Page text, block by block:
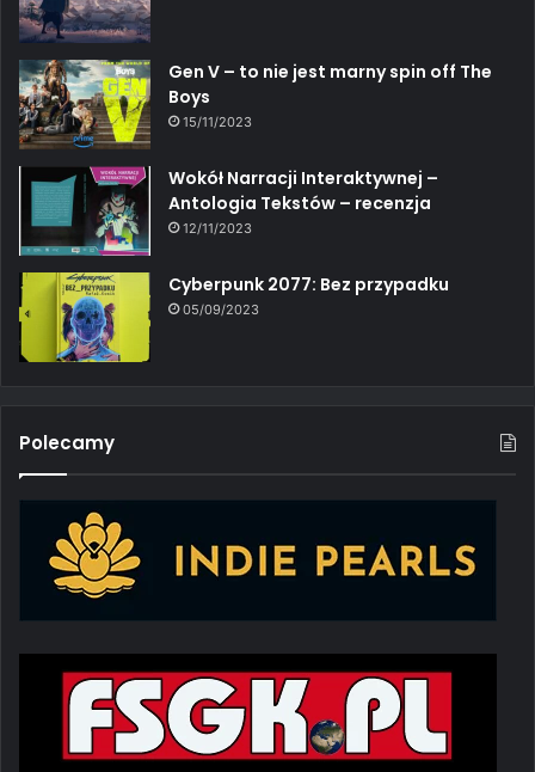
Gen V – to nie jest marny spin off The
Boys
15/11/2023
Wokół Narracji Interaktywnej –
Antologia Tekstów – recenzja
12/11/2023
Cyberpunk 2077: Bez przypadku
05/09/2023
Polecamy